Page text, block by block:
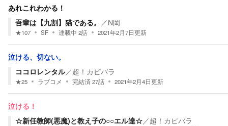
あれこれわかる！
吾輩は【九割】猫である。 ／N岡
★107 SF 連載中 2話 2021年2月7日更新
泣ける、切ない。
ココロレンタル／超！カピバラ
★25 ラブコメ 完結済27話 2021年2月4日更新
泣ける！
☆新任教師(悪魔)と教え子の○○エル達☆／超！カピバラ